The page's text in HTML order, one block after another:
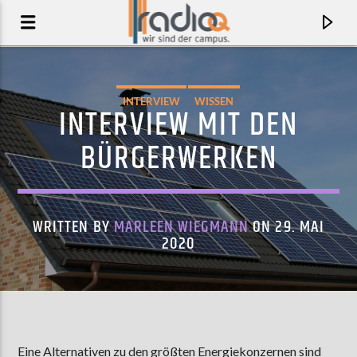
SPARROW FALLS
INTERVIEW WISSEN
INTERVIEW MIT DEN
BÜRGERWERKEN
WRITTEN BYMARLEEN WIEGMANNON 29. MAI
2020
Eine Alternativen zu den größten Energiekonzernen sind